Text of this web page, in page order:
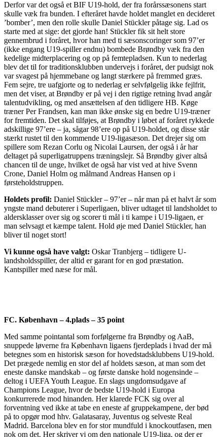
Derfor var det også et BIF U19-hold, der fra forårssæsonens start
skulle væk fra bunden. I efteråret havde holdet manglet en decideret
’bomber’, men den rolle skulle Daniel Stückler påtage sig. Lad os
starte med at sige: det gjorde han! Stückler fik sit helt store
gennembrud i foråret, hvor han med ti sæsonscoringer som 97’er
(ikke engang U19-spiller endnu) bombede Brøndby væk fra den
kedelige midterplacering og op på femtepladsen. Kun to nederlag
blev det til for traditionsklubben undervejs i foråret, der pudsigt nok
var svagest på hjemmebane og langt stærkere på fremmed græs.
Fem sejre, tre uafgjorte og to nederlag er selvfølgelig ikke fejlfrit,
men det viser, at Brøndby er på vej i den rigtige retning hvad angår
talentudvikling, og med ansættelsen af den tidligere HB. Køge
træner Per Frandsen, kan man ikke ønske sig en bedre U19-træner
for fremtiden. Det skal tilføjes, at Brøndby i løbet af foråret rykkede
adskillige 97’ere – ja, sågar 98’ere op på U19-holdet, og disse står
stærkt rustet til den kommende U19-ligasæson. Det drejer sig om
spillere som Rezan Corlu og Nicolai Laursen, der også i år har
deltaget på superligatruppens træningslejr. Så Brøndby giver altså
chancen til de unge, hvilket de også har vist ved at hive Svenn
Crone, Daniel Holm og målmand Andreas Hansen op i
førsteholdstruppen.
Holdets profil: Daniel Stückler – 97’er – når man på et halvt år som
yngste mand debuterer i Superligaen, bliver udtaget til landsholdet to
aldersklasser over sig og scorer ti mål i ti kampe i U19-ligaen, er
man selvsagt et kæmpe talent. Hold øje med Daniel Stückler, han
bliver til noget stort!
Vi kunne også have valgt: Oskar Tranbjerg – tidligere U-
landsholdsspiller, der altid er garant for en god præstation.
Kantspiller med næse for mål.
FC. København – 4.plads – 35 point
Med samme pointantal som forfølgerne fra Brøndby og AaB,
snuppede løverne fra København ligaens fjerdeplads i hvad der må
betegnes som en historisk sæson for hovedstadsklubbens U19-hold.
Det prægede nemlig en stor del af holdets sæson, at man som det
eneste danske mandskab – og første danske hold nogensinde –
deltog i UEFA Youth League. En slags ungdomsudgave af
Champions League, hvor de bedste U19-hold i Europa
konkurrerede mod hinanden. Her klarede FCK sig over al
forventning ved ikke at tabe en eneste af gruppekampene, der bød
på to opgør mod hhv. Galatasaray, Juventus og selveste Real
Madrid. Barcelona blev en for stor mundfuld i knockoutfasen, men
nok om det. Her skriver vi om den nationale U19-liga, og der er